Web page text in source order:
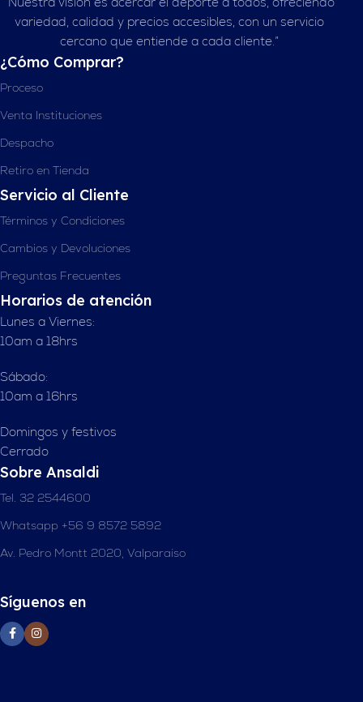
variedad, calidad y precios accesibles, con un servicio
cercano que entiende a cada cliente.”
¿Cómo Comprar?
Proceso
Venta Instituciones
Despacho
Retiro en Tienda
Servicio al Cliente
Términos y Condiciones
Cambios y Devoluciones
Preguntas Frecuentes
Horarios de atención
Lunes a Viernes:
10am a 18hrs
Sábado:
10am a 16hrs
Domingos y festivos
Cerrado
Sobre Ansaldi
Tel. 32 2544600
Whatsapp +56 9 8572 5892
Av. Pedro Montt 2020, Valparaíso
Síguenos en